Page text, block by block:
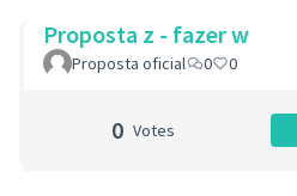
Proposta z - fazer w
Proposta oficial 0 0
0 Votes